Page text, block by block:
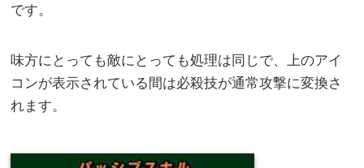
です。
味方にとっても敵にとっても処理は同じで、上のアイ
コンが表示されている間は必殺技が通常攻撃に変換さ
れます。